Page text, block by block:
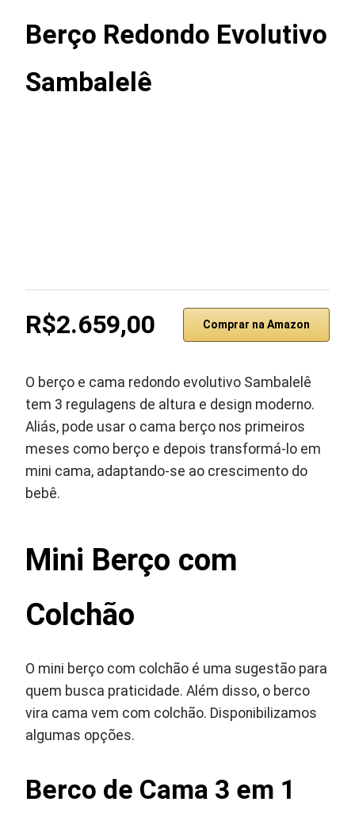
Berço Redondo Evolutivo
Sambalelê
R$2.659,00 Comprar na Amazon
O berço e cama redondo evolutivo Sambalelê
tem 3 regulagens de altura e design moderno.
Aliás, pode usar o cama berço nos primeiros
meses como berço e depois transformá-lo em
mini cama, adaptando-se ao crescimento do
bebê.
Mini Berço com
Colchão
O mini berço com colchão é uma sugestão para
quem busca praticidade. Além disso, o berco
vira cama vem com colchão. Disponibilizamos
algumas opções.
Berco de Cama 3 em 1